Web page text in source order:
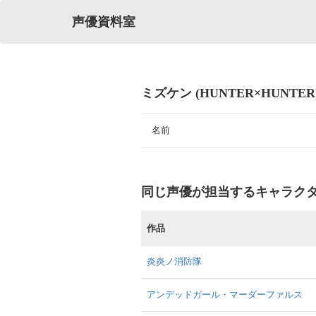
声優資料室
ミズケン
名前
同じ声優が担当するキャラク
作品
炎炎ノ消防隊
アンデッドガール・マーダーファルス